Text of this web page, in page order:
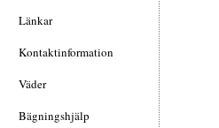
Länkar
Kontaktinformation
Väder
Bägningshjälp